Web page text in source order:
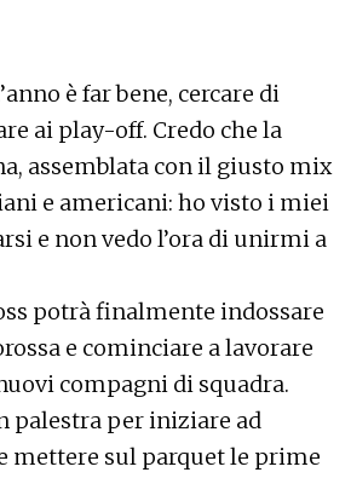
è far bene, cercare di
ai play-off. Credo che la
assemblata con il giusto mix
e americani: ho visto i miei
e non vedo l’ora di unirmi a
potrà finalmente indossare
e cominciare a lavorare
compagni di squadra.
palestra per iniziare ad
mettere sul parquet le prime